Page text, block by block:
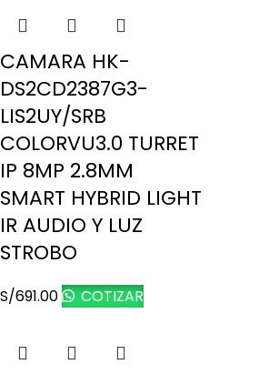
CAMARA HK-
DS2CD2387G3-
LIS2UY/SRB
COLORVU3.0 TURRET
IP 8MP 2.8MM
SMART HYBRID LIGHT
IR AUDIO Y LUZ
STROBO
S/691.00 COTIZAR